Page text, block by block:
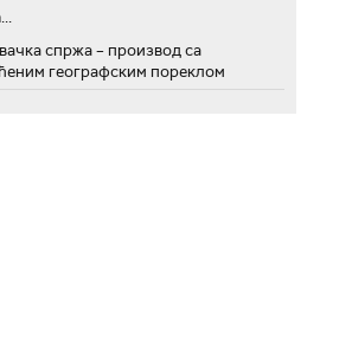
спржа – производ са
географским пореклом